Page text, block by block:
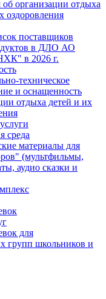
организации отдыха
оздоровления
поставщиков
в ДЛО АО
в 2026 г.
техническое
и оснащенность
отдыха детей и их
среда
материалы для
(мультфильмы,
аудио сказки и
для
групп школьников и